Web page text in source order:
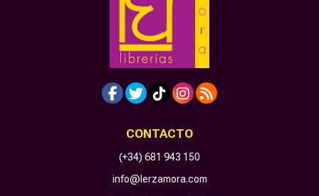
CONTACTO
(+34) 681 943 150
info@lerzamora.com